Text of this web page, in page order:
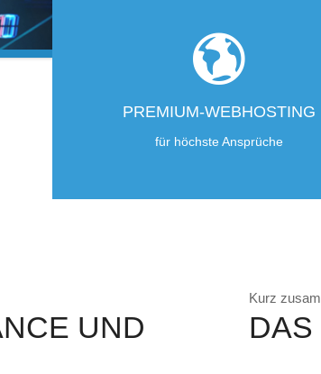
PREMIUM-WEBHOSTING
für höchste Ansprüche
UND
Kurz
DAS